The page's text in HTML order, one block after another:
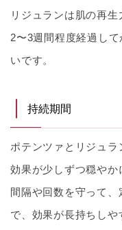
リジュランは肌の再
2〜3週間程度経過し
いです。
持続期間
ポテンツァとリジュ
効果が少しずつ穏や
間隔や回数を守って
で、効果が長持ちし